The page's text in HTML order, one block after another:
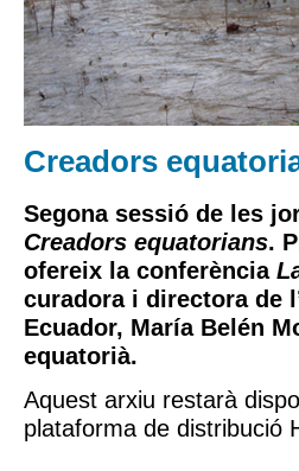
Creadors
Segona sessió de les
Creadors equatorians.
ofereix la conferència
curadora i directora de
Ecuador, María Belén
equatorià.
Aquest arxiu restarà
plataforma de distribució